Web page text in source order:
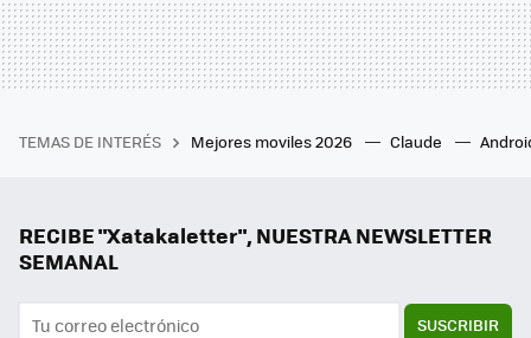
TEMAS DE INTERÉS Mejores moviles 2026 Claude
RECIBE "Xatakaletter", NUESTRA NEWSLETTER
SEMANAL
SUSCRIBIR